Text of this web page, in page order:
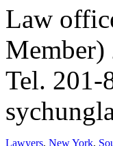
Law
Member)
Tel. 201-
Lawyers, New York,